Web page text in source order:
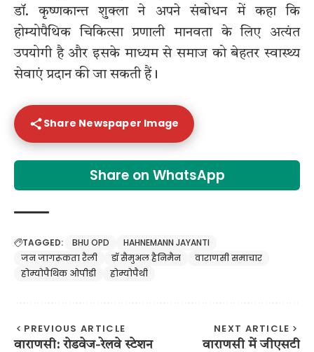
डॉ. कृष्णकान्त शुक्ला ने अपने संबोधन में कहा कि
होम्योपैथिक चिकित्सा प्रणाली मानवता के लिए अत्यंत
उपयोगी है और इसके माध्यम से समाज को बेहतर स्वास्थ्य
सेवाएं प्रदान की जा सकती हैं।
Share Newspaper Image
Share on WhatsApp
TAGGED: BHU OPD
HAHNEMANN JAYANTI
जन जागरूकता रैली
डॉ सैमुअल हैनिमैन
वाराणसी समाचार
होम्योपैथिक ओपीडी
होम्योपैथी
PREVIOUS ARTICLE
वाराणसी: रोडवेज-रेलवे स्टेशन
NEXT ARTICLE
वाराणसी में जीएसटी